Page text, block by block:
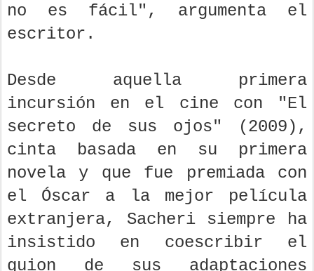
no es fácil", argumenta el
escritor.
Desde aquella primera
incursión en el cine con "El
secreto de sus ojos" (2009),
cinta basada en su primera
novela y que fue premiada con
el Óscar a la mejor película
extranjera, Sacheri siempre ha
insistido en coescribir el
guion de sus adaptaciones